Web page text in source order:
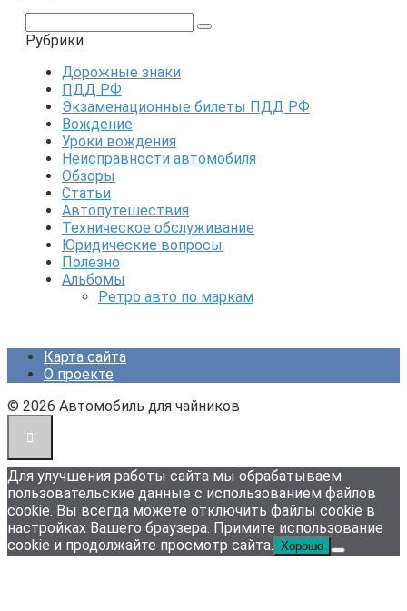
Рубрики
Дорожные знаки
ПДД РФ
Экзаменационные билеты ПДД РФ
Вождение
Уроки вождения
Неисправности автомобиля
Обзоры
Статьи
Автопутешествия
Техническое обслуживание
Юридические вопросы
Полезно
Альбомы
Ретро авто по маркам
Карта сайта
О проекте
© 2026 Автомобиль для чайников
Для улучшения работы сайта мы обрабатываем
пользовательские данные с использованием файлов
cookie. Вы всегда можете отключить файлы cookie в
настройках Вашего браузера. Примите использование
cookie и продолжайте просмотр сайта. Хорошо